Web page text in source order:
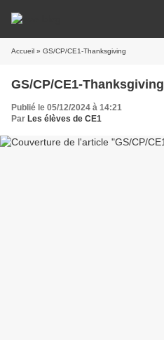
Accueil » GS/CP/CE1-Thanksgiving
GS/CP/CE1-Thanksgiving
Publié le 05/12/2024 à 14:21
Par Les élèves de CE1